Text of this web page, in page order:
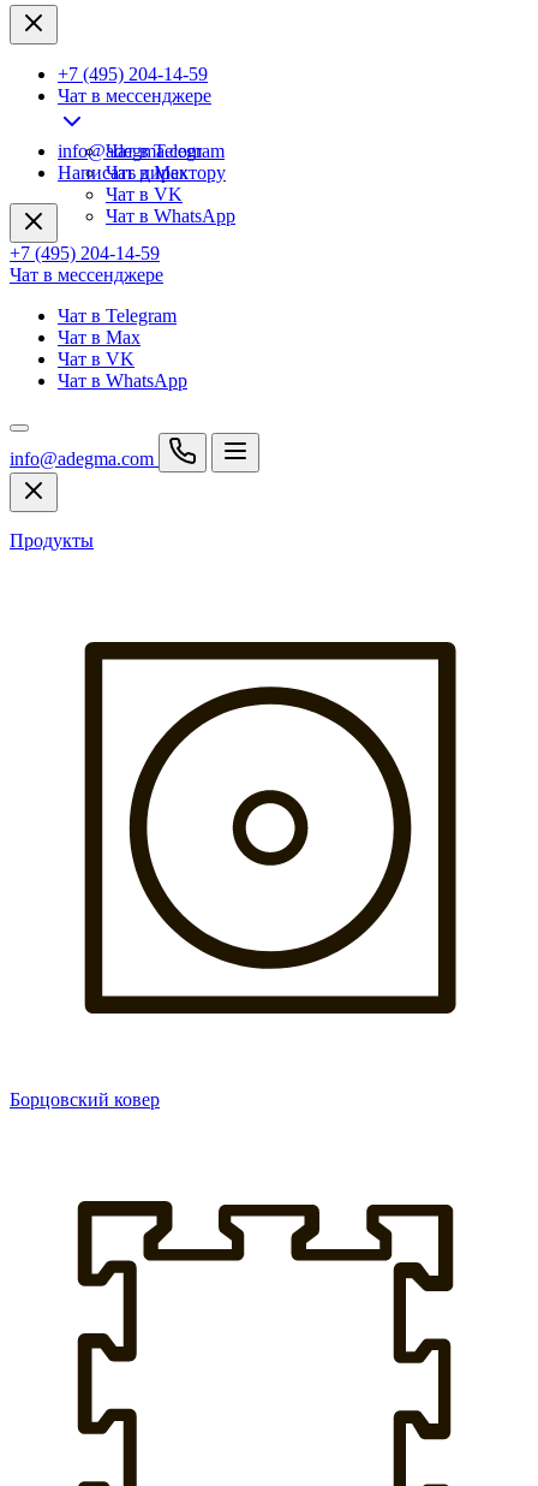
+7 (495) 204-14-59
Чат в мессенджере
Чат в Telegram
Чат в Max
Чат в VK
Чат в WhatsApp
info@adegma.com
Написать директору
+7 (495) 204-14-59
Чат в мессенджере
Чат в Telegram
Чат в Max
Чат в VK
Чат в WhatsApp
info@adegma.com
Продукты
Борцовский ковер